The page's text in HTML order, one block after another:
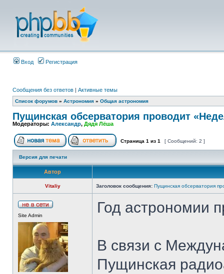
Вход Регистрация
Сообщения без ответов | Активные темы
Список форумов » Астрономия » Общая астрономия
Пущинская обсерватория проводит
Модераторы: Александр, Дядя Лёша
Страница 1 из 1 [ Сообщений: 2 ]
Версия для печати
Автор
Vitaliy Заголовок сообщения: Пущинская обсерватория
Site Admin Год астрономии
В связи с
Пущинская